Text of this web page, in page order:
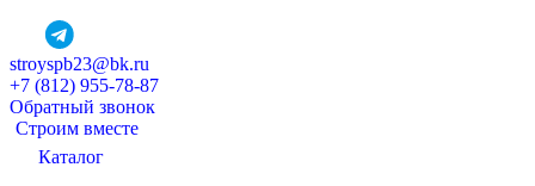
stroyspb23@bk.ru
+7 (812) 955-78-87
Обратный звонок
Строим вместе
Каталог